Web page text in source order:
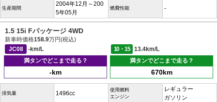
生産期間
2004年12月～200
5年05月
燃費性能 -
1.5 15i Fパッケージ 4WD
新車時価格158.9万円(税込)
JC08
-km/L 10・15
13.4km/L
満タンでどこまで走る？
-km
満タンでどこまで走る？
670km
排気量 1496cc
使用燃料
エンジン
レギュラー
ガソリン